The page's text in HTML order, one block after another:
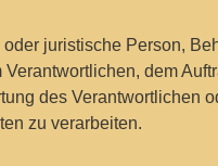
juristische Person,
Verantwortlichen, dem
des Verantwortlichen
zu verarbeiten.